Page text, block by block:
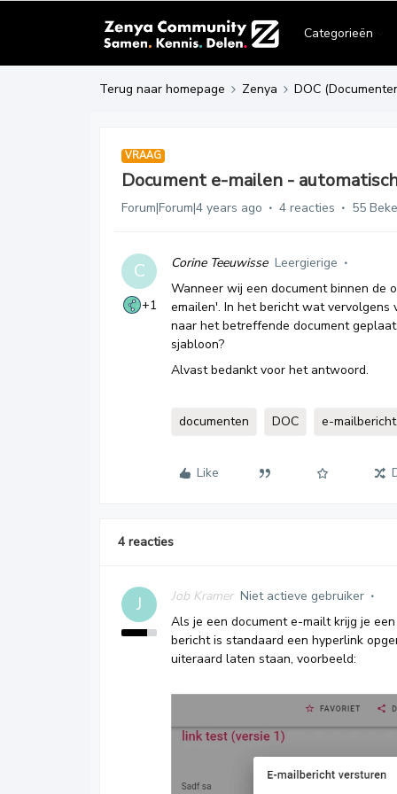
Categorieën
Terug naar homepage Zenya DOC
VRAAG
Document e-mailen -
Forum|Forum|4 years ago 4 reacties 55
C
+1
Corine Teeuwisse Leergierige
Wanneer wij een document binnen de
emailen'. In het bericht wat
naar het betreffende document
sjabloon?
Alvast bedankt voor het antwoord.
documenten DOC e-mailbericht
Like
4 reacties
J Job Kramer Niet actieve gebruiker
Als je een document e-mailt krijg je
bericht is standaard een hyperlink
uiteraard laten staan, voorbeeld: